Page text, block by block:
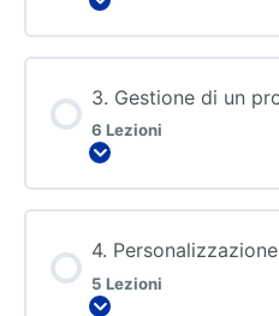
3. Gestione di un
6 Lezioni
4.
5 Lezioni